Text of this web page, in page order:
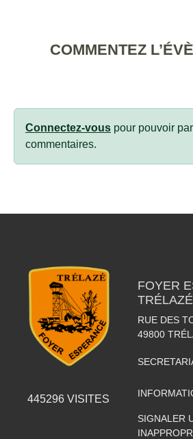
COMMENTEZ
Connectez-vous pour pouvoir
commentaires.
445296 VISITES
FOYER
TRÉLAZÉ
RUE DES
49800
SIGNALER